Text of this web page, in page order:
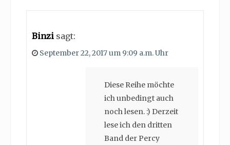
Binzi sagt:
September 22, 2017 um 9:09 a.m. Uhr
Diese Reihe möchte
ich unbedingt auch
noch lesen. :) Derzeit
lese ich den dritten
Band der Percy